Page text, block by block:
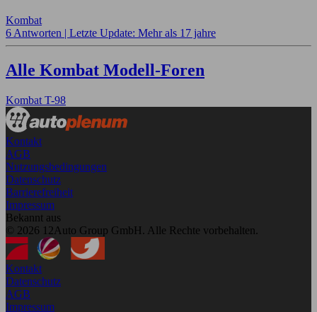
Kombat
6 Antworten | Letzte Update: Mehr als 17 jahre
Alle Kombat Modell-Foren
Kombat T-98
Kontakt
AGB
Nutzungsbedingungen
Datenschutz
Barrierefreiheit
Impressum
Bekannt aus
© 2026 12Auto Group GmbH. Alle Rechte vorbehalten.
Kontakt
Datenschutz
AGB
Impressum